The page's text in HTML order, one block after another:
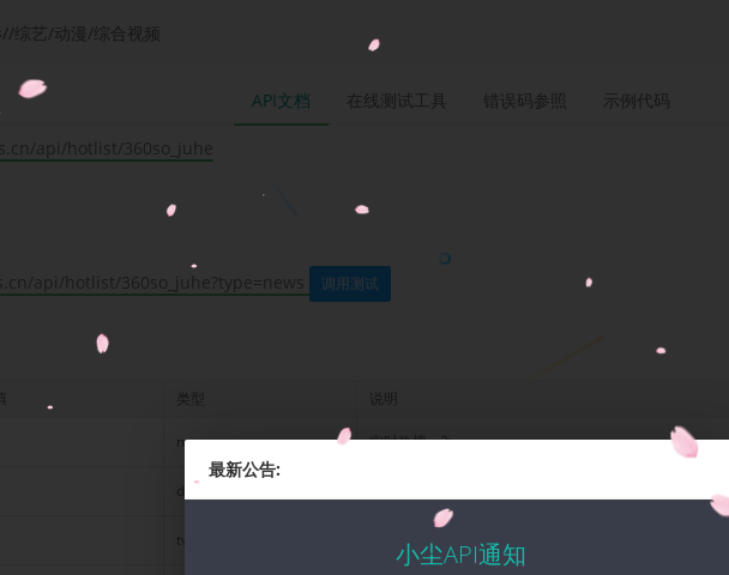
综艺/动漫/综合视频
API文档 在线测试工具 错误码参照 示例代码
api/hotlist/360so_juhe
api/hotlist/360so_juhe?type=news 调用测试
类型 说明
news 实时热搜：?type=news
dsp
tv 电视剧：?type=tv
最新公告:
小尘API通知